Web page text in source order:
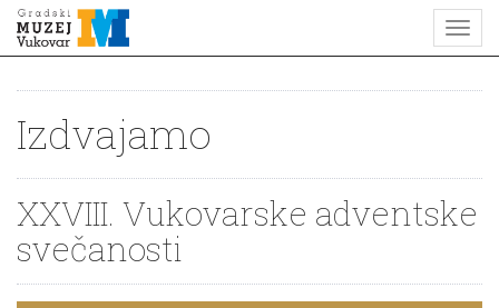
Izdvajamo
XXVIII. Vukovarske adventske
svečanosti